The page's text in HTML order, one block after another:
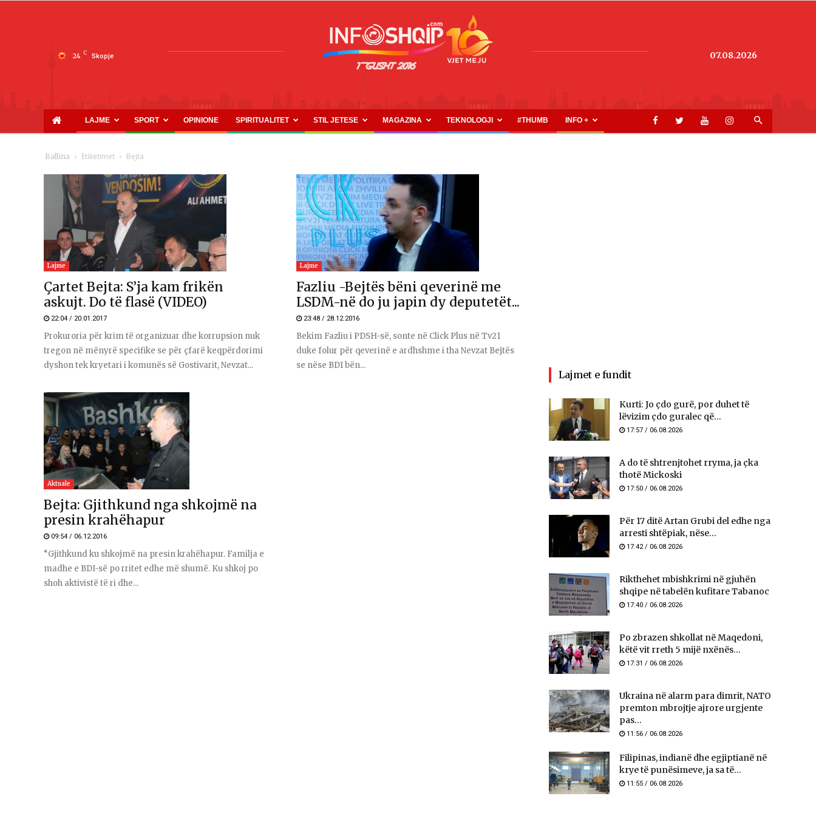
24 C Skopje
INFOSHQIP.COM
07.08.2026
LAJME SPORT OPINIONE SPIRITUALITET STIL JETESE MAGAZINA TEKNOLOGJI #THUMB INFO +
Ballina Etiketimet Bejta
Lajme
Çartet Bejta: S’ja kam frikën
askujt. Do të flasë (VIDEO)
22:04 / 20.01.2017
Prokuroria për krim të organizuar dhe korrupsion nuk
tregon në mënyrë specifike se për çfarë keqpërdorimi
dyshon tek kryetari i komunës së Gostivarit, Nevzat...
Lajme
Fazliu -Bejtës bëni qeverinë me
LSDM-në do ju japin dy deputetët...
23:48 / 28.12.2016
Bekim Fazliu i PDSH-së, sonte në Click Plus në Tv21
duke folur për qeverinë e ardhshme i tha Nevzat Bejtës
se nëse BDI bën...
Aktuale
Bejta: Gjithkund nga shkojmë na
presin krahëhapur
09:54 / 06.12.2016
“Gjithkund ku shkojmë na presin krahëhapur. Familja e
madhe e BDI-së po rritet edhe më shumë. Ku shkoj po
shoh aktivistë të ri dhe...
Lajmet e fundit
Kurti: Jo çdo gurë, por duhet të
lëvizim çdo guralec që...
17:57 / 06.08.2026
A do të shtrenjtohet rryma, ja çka
thotë Mickoski
17:50 / 06.08.2026
Për 17 ditë Artan Grubi del edhe nga
arresti shtëpiak, nëse...
17:42 / 06.08.2026
Rikthehet mbishkrimi në gjuhën
shqipe në tabelën kufitare Tabanoc
17:40 / 06.08.2026
Po zbrazen shkollat në Maqedoni,
këtë vit rreth 5 mijë nxënës...
17:31 / 06.08.2026
Ukraina në alarm para dimrit, NATO
premton mbrojtje ajrore urgjente
pas...
11:56 / 06.08.2026
Filipinas, indianë dhe egjiptianë në
krye të punësimeve, ja sa të...
11:55 / 06.08.2026